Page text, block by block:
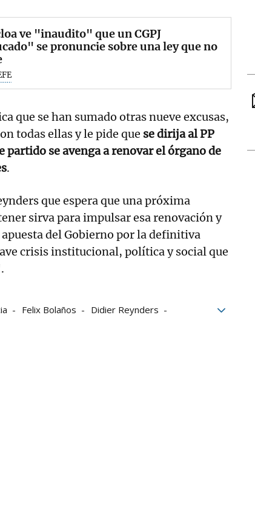
ve "inaudito" que un CGPJ
se pronuncie sobre una ley que no
que se han sumado otras nueve excusas,
todas ellas y le pide que se dirija al PP
partido se avenga a renovar el órgano de
.
que espera que una próxima
sirva para impulsar esa renovación y
del Gobierno por la definitiva
crisis institucional, política y social que
Felix Bolaños
Didier Reynders